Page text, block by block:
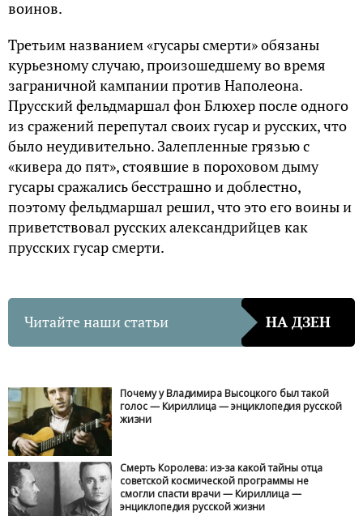
воинов.
Третьим названием «гусары смерти» обязаны
курьезному случаю, произошедшему во время
заграничной кампании против Наполеона.
Прусский фельдмаршал фон Блюхер после одного
из сражений перепутал своих гусар и русских, что
было неудивительно. Залепленные грязью с
«кивера до пят», стоявшие в пороховом дыму
гусары сражались бесстрашно и доблестно,
поэтому фельдмаршал решил, что это его воины и
приветствовал русских александрийцев как
прусских гусар смерти.
Читайте наши статьи НА ДЗЕН
Почему у Владимира Высоцкого был такой
голос — Кириллица — энциклопедия русской
жизни
Смерть Королева: из-за какой тайны отца
советской космической программы не
смогли спасти врачи — Кириллица —
энциклопедия русской жизни